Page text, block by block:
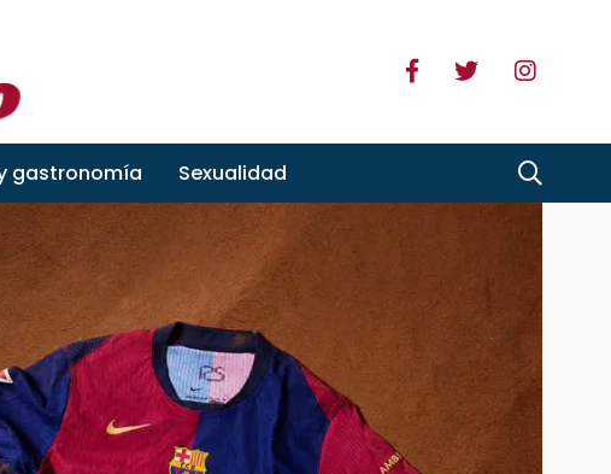
gastronomía Sexualidad